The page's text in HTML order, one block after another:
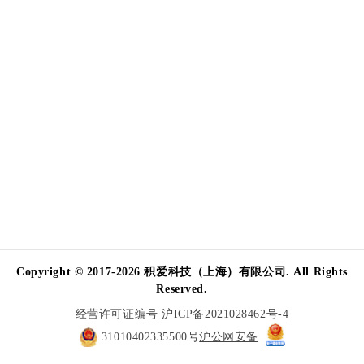
Copyright © 2017-2026 积爱科技（上海）有限公司. All Rights
Reserved.
经营许可证编号沪ICP备2021028462号-4
31010402335500号沪公网安备